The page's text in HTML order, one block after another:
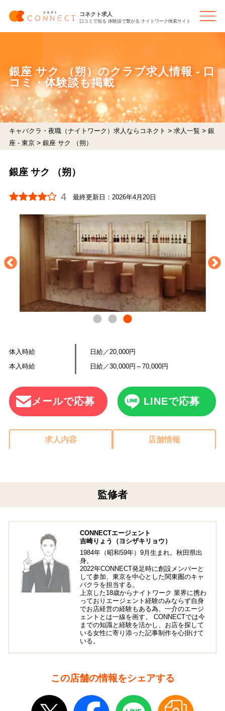
コネクト求人
口コミで知る 体験談で繋がる ナイトワーク検索サイト
銀座 サク （朔）のクラブ求人情報 - 口
コミ・体験談も掲載
キャバクラ・夜職（ナイトワーク）求人ならコネクト > 求人一覧 > 銀
座 - 東京> 銀座 サク （朔）
銀座 サク （朔）
4 最終更新日：2026年4月20日
体入時給
日給／20,000円
本入時給
日給／30,000円～70,000円
メールで応募 LINEで応募
求人内容 店舗情報
監修者
CONNECTエージェント
吉崎りょう（ヨシザキリョウ）
1984年（昭和59年）9月生まれ。秋田県出
身。
2022年CONNECT発足時に創設メンバーと
して参加、東京を中心とした関東圏のキャ
バクラを担当する。
上京した18歳からナイトワーク 業界に携わ
っておりエージェント経験のみならず自身
でお店経営の経験もある為、一介のエージ
ェントとは一線を画す。 CONNECTでは今
までの知識と経験を活かし、お店を探して
いる女性に寄り添った記事制作を心掛けて
いる。
この店舗の情報をシェアする